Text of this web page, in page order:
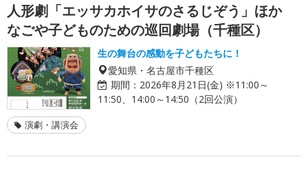
人形劇「エッサカホイサのさるじぞう」ほか
なごや子どものための巡回劇場（千種区）
生の舞台の感動を子どもたちに！
愛知県・名古屋市千種区
期間： 2026年8月21日(金) ※11:00～
11:50、14:00～14:50（2回公演）
演劇・講演会